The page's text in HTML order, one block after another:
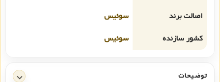
اصالت برند
سوئیس
کشور سازنده
سوئیس
توضیحات